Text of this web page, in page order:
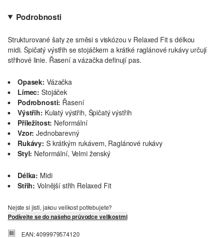
Podrobnosti
Strukturované šaty ze směsi s viskózou v Relaxed Fit s délkou
midi. Špičatý výstřih se stojáčkem a krátké raglánové rukávy určují
střihové linie. Řasení a vázačka definují pas.
Opasek: Vázačka
Límec: Stojáček
Podrobnosti: Řasení
Výstřih: Kulatý výstřih, Špičatý výstřih
Příležitost: Neformální
Vzor: Jednobarevný
Rukávy: S krátkým rukávem, Raglánové rukávy
Styl: Neformální, Velmi ženský
Délka: Midi
Střih: Volnější střih Relaxed Fit
Nejste si jisti, jakou velikost potřebujete?
Podívejte se do našeho průvodce velikostmi
EAN: 4099979574120